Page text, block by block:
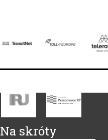
Na skróty